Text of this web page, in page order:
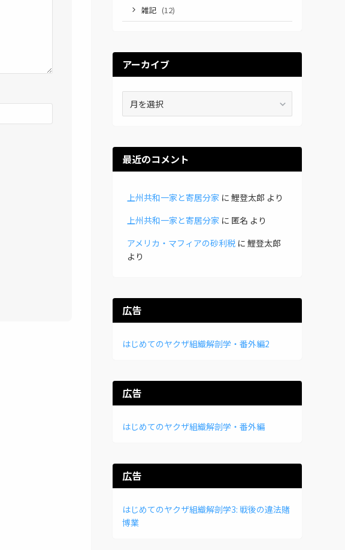
雑記 (12)
アーカイブ
ブ
最近のコメント
上州共和一家と寄居分家 に 鯉登太郎 より
上州共和一家と寄居分家 に 匿名 より
アメリカ・マフィアの砂利税 に 鯉登太郎
より
広告
はじめてのヤクザ組織解剖学・番外編2
広告
はじめてのヤクザ組織解剖学・番外編
広告
はじめてのヤクザ組織解剖学3: 戦後の違法賭
博業